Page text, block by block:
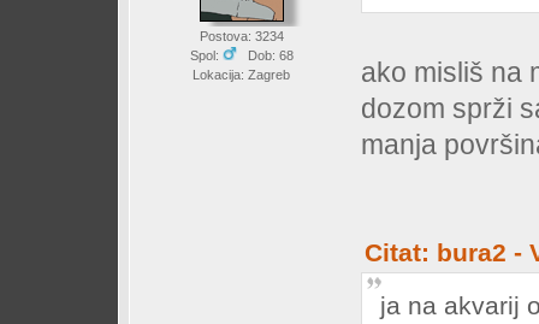
Postova: 3234
Spol:
Dob: 68
Lokacija: Zagreb
ako misliš na
dozom sprži
manja
Citat: bura2 -
ja na akvarij